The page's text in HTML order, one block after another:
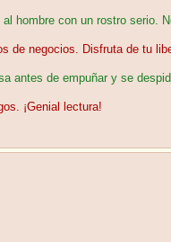
hombre con un rostro serio.
de negocios. Disfruta de tu
antes de empuñar y se
¡Genial lectura!